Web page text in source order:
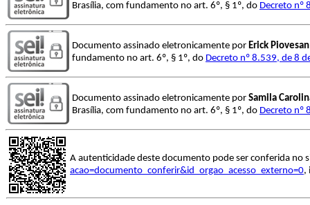
Brasília, com fundamento no art. 6º, § 1º, do Decreto nº
Documento assinado eletronicamente por Erick Piovesan
fundamento no art. 6º, § 1º, do Decreto nº 8.539, de 8
Documento assinado eletronicamente por Samila
Brasília, com fundamento no art. 6º, § 1º, do Decreto nº
A autenticidade deste documento pode ser conferida no
acao=documento_conferir&id_orgao_acesso_externo=0,